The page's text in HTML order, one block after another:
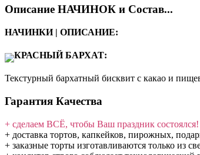
Описание НАЧИНОК и Состав...
НАЧИНКИ | ОПИСАНИЕ:
КРАСНЫЙ БАРХАТ:
Текстурный бархатный бисквит с какао и
Гарантия Качества
+ сделаем ВСЁ, чтобы Ваш праздник состоялся!
+ доставка тортов, капкейков,
+ заказные торты изготавливаются только из